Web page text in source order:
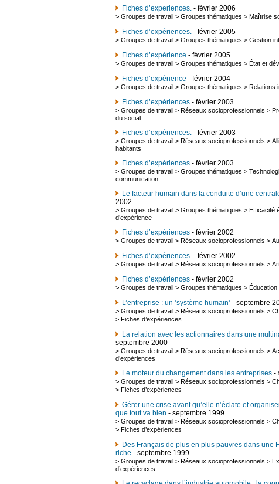
Fiches d’experiences. - février 2006
> Groupes de travail > Groupes thématiques > Maîtrise
Fiches d’expériences. - février 2005
> Groupes de travail > Groupes thématiques > Gestion
Fiches d’expérience - février 2005
> Groupes de travail > Groupes thématiques > État et
Fiches d’expérience - février 2004
> Groupes de travail > Groupes thématiques > Relations
Fiches d’expériences - février 2003
> Groupes de travail > Réseaux socioprofessionnels >
du social
Fiches d’expériences. - février 2003
> Groupes de travail > Réseaux socioprofessionnels >
habitants
Fiches d’expériences - février 2003
> Groupes de travail > Groupes thématiques >
communication
Le facteur humain dans la conduite d’une
2002
> Groupes de travail > Groupes thématiques > Efficacité
d’expérience
Fiches d’expériences - février 2002
> Groupes de travail > Réseaux socioprofessionnels >
Fiches d’expériences. - février 2002
> Groupes de travail > Réseaux socioprofessionnels >
Fiches d’expériences - février 2002
> Groupes de travail > Groupes thématiques > Éducation
L’entreprise : un ’système humain’ - septembre
> Groupes de travail > Réseaux socioprofessionnels >
> Fiches d’expériences
La relation avec les actionnaires dans une
septembre 2000
> Groupes de travail > Réseaux socioprofessionnels >
d’expériences
Le moteur du changement dans les entreprises -
> Groupes de travail > Réseaux socioprofessionnels >
> Fiches d’expériences
Gérer une crise avant qu’elle n’éclate et
que tout va bien - septembre 1999
> Groupes de travail > Réseaux socioprofessionnels >
> Fiches d’expériences
Des Français de plus en plus pauvres dans une
riche - septembre 1999
> Groupes de travail > Réseaux socioprofessionnels >
d’expériences